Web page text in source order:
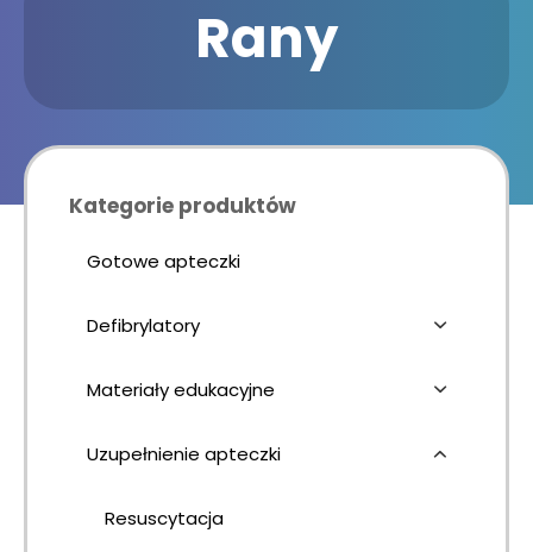
Dla logistyki i magazynów
Kursy KPP
Rany
Kategorie produktów
Gotowe apteczki
Defibrylatory
Materiały edukacyjne
Uzupełnienie apteczki
Resuscytacja